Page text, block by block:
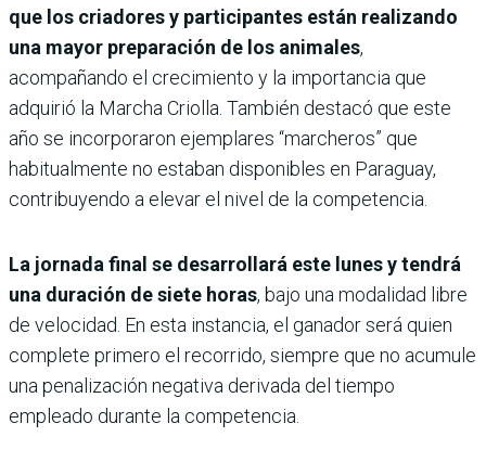
que los criadores y participantes están realizando
una mayor preparación de los animales,
acompañando el crecimiento y la importancia que
adquirió la Marcha Criolla. También destacó que este
año se incorporaron ejemplares “marcheros” que
habitualmente no estaban disponibles en Paraguay,
contribuyendo a elevar el nivel de la competencia.
La jornada final se desarrollará este lunes y tendrá
una duración desiete horas, bajo una modalidad libre
de velocidad. En esta instancia, el ganador será quien
complete primero el recorrido, siempre que no acumule
una penalización negativa derivada del tiempo
empleado durante la competencia.